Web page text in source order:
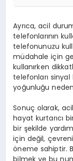
Ayrıca, acil
telefonlarının
telefonunuzu
müdahale için
kullanırken
telefonları sinyal
yoğunluğu
Sonuç olarak,
hayat kurtarıcı
bir şekilde
için değil,
öneme sahiptir.
bilmek ve bu